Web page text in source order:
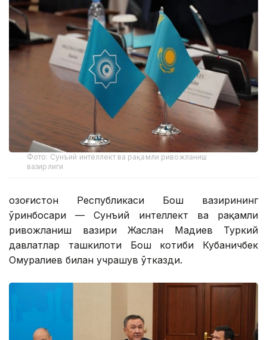
Фото: Сунъий интеллект ва рақамли ривожланиш
вазирлиги
Қозоғистон Республикаси Бош вазирининг
ўринбосари — Сунъий интеллект ва рақамли
ривожланиш вазири Жаслан Мадиев Туркий
давлатлар ташкилоти Бош котиби Кубаничбек
Омуралиев билан учрашув ўтказди.